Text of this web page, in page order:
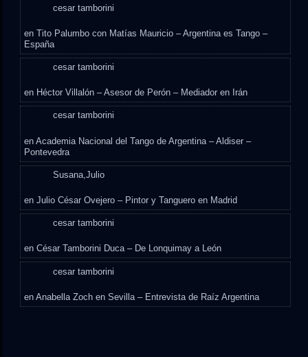
cesar tamborini
enTito Palumbo con Matías Mauricio – Argentina es Tango –
España
cesar tamborini
en Héctor Villalón – Asesor de Perón – Mediador en Irán
cesar tamborini
enAcademia Nacional del Tango de Argentina – Aldiser –
Pontevedra
Susana,Julio
enJulio César Ovejero – Pintor y Tanguero en Madrid
cesar tamborini
enCésar Tamborini Duca – De Lonquimay a León
cesar tamborini
enAnabella Zoch en Sevilla – Entrevista de Raíz Argentina